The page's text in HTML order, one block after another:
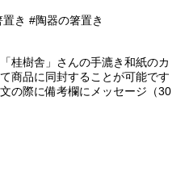
き #陶器の箸置き
桂樹舎」さんの手漉き和紙のカ
商品に同封することが可能です
の際に備考欄にメッセージ（30